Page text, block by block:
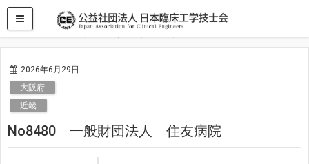
HOME 求人・求職情報 近畿
大阪府
No8480 一般財団法人 住友病院
2026年6月29日
大阪府
近畿
No8480 一般財団法人 住友病院